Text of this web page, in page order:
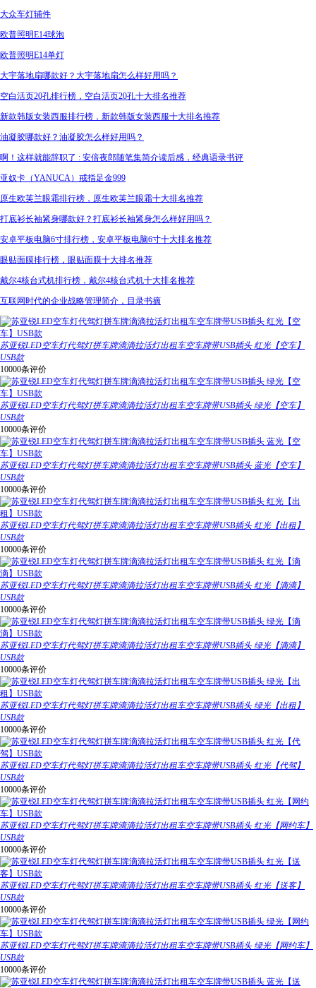
大众车灯辅件
欧普照明E14球泡
欧普照明E14单灯
大宇落地扇哪款好？大宇落地扇怎么样好用吗？
空白活页20孔排行榜，空白活页20孔十大排名推荐
新款韩版女装西服排行榜，新款韩版女装西服十大排名推荐
油凝胶哪款好？油凝胶怎么样好用吗？
啊！这样就能辞职了 : 安倍夜郎随笔集简介读后感，经典语录书评
亚奴卡（YANUCA）戒指足金999
原生欧芙兰眼霜排行榜，原生欧芙兰眼霜十大排名推荐
打底衫长袖紧身哪款好？打底衫长袖紧身怎么样好用吗？
安卓平板电脑6寸排行榜，安卓平板电脑6寸十大排名推荐
眼贴面膜排行榜，眼贴面膜十大排名推荐
戴尔4核台式机排行榜，戴尔4核台式机十大排名推荐
互联网时代的企业战略管理简介，目录书摘
苏亚锐LED空车灯代驾灯拼车牌滴滴拉活灯出租车空车牌带USB插头 红光【空车】
USB款
10000条评价
苏亚锐LED空车灯代驾灯拼车牌滴滴拉活灯出租车空车牌带USB插头 绿光【空车】
USB款
10000条评价
苏亚锐LED空车灯代驾灯拼车牌滴滴拉活灯出租车空车牌带USB插头 蓝光【空车】
USB款
10000条评价
苏亚锐LED空车灯代驾灯拼车牌滴滴拉活灯出租车空车牌带USB插头 红光【出租】
USB款
10000条评价
苏亚锐LED空车灯代驾灯拼车牌滴滴拉活灯出租车空车牌带USB插头 红光【滴滴】
USB款
10000条评价
苏亚锐LED空车灯代驾灯拼车牌滴滴拉活灯出租车空车牌带USB插头 绿光【滴滴】
USB款
10000条评价
苏亚锐LED空车灯代驾灯拼车牌滴滴拉活灯出租车空车牌带USB插头 绿光【出租】
USB款
10000条评价
苏亚锐LED空车灯代驾灯拼车牌滴滴拉活灯出租车空车牌带USB插头 红光【代驾】
USB款
10000条评价
苏亚锐LED空车灯代驾灯拼车牌滴滴拉活灯出租车空车牌带USB插头 红光【网约车】
USB款
10000条评价
苏亚锐LED空车灯代驾灯拼车牌滴滴拉活灯出租车空车牌带USB插头 红光【送客】
USB款
10000条评价
苏亚锐LED空车灯代驾灯拼车牌滴滴拉活灯出租车空车牌带USB插头 绿光【网约车】
USB款
10000条评价